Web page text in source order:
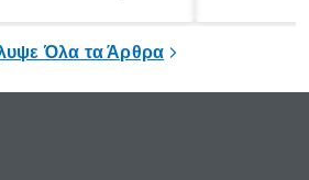
Όλα τα Άρθρα